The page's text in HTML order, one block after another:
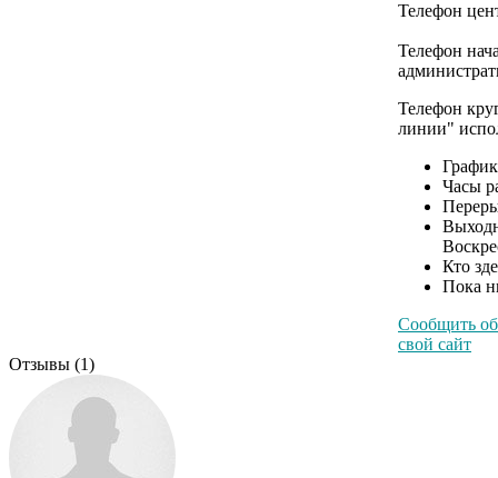
Телефон
Телефон
Телефон
линии"
Часы
Кто
Пока
Сообщить
свой сайт
Отзывы (1)